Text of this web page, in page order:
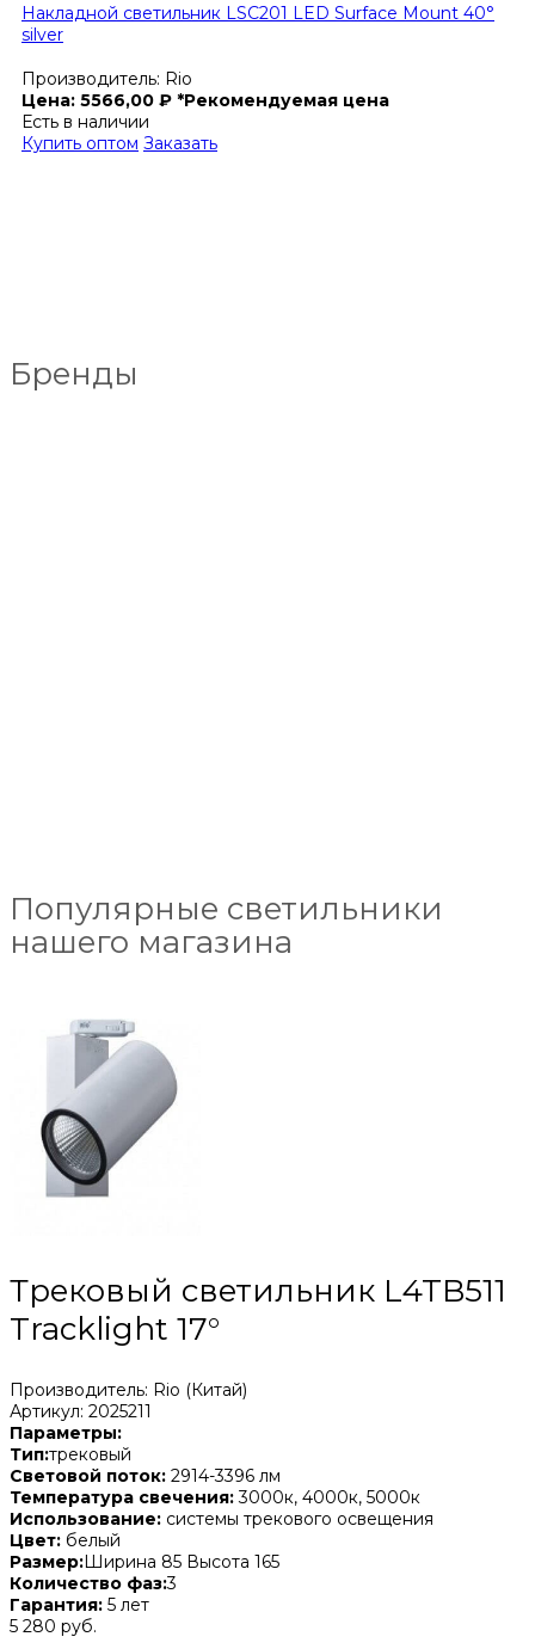
Накладной светильник LSC201 LED Surface Mount 40°
silver
Производитель: Rio
Цена: 5566,00 ₽ *Рекомендуемая цена
Есть в наличии
Купить оптом Заказать
Бренды
Популярные светильники
нашего магазина
Трековый светильник L4TB511
Tracklight 17°
Производитель: Rio (Китай)
Артикул: 2025211
Параметры:
Тип:трековый
Световой поток: 2914-3396 лм
Температура свечения:3000к, 4000к, 5000к
Использование: системы трекового освещения
Цвет: белый
Размер:Ширина 85 Высота 165
Количество фаз:3
Гарантия: 5 лет
5 280 руб.